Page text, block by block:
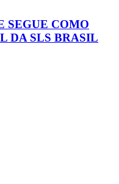
SEGUE COMO
DA SLS BRASIL